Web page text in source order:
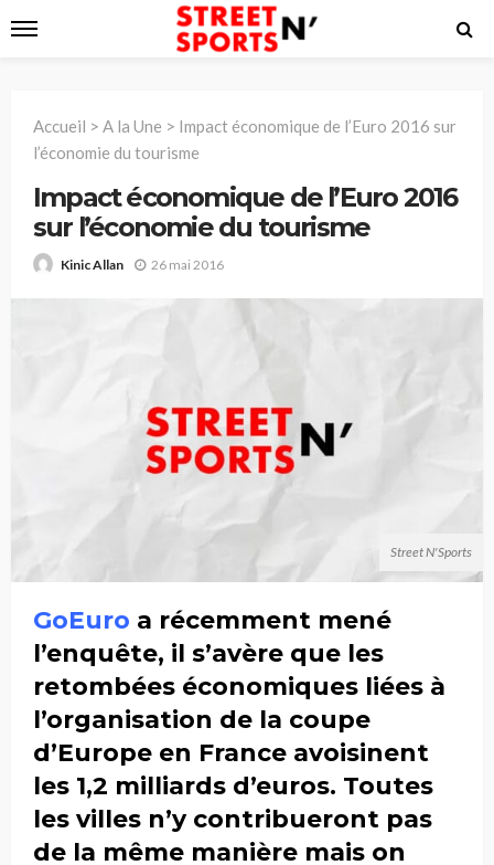
Accueil > A la Une > Impact économique de l’Euro 2016 sur
l’économie du tourisme
Impact économique de l’Euro 2016
sur l’économie du tourisme
Kinic Allan 26 mai 2016
Street N'Sports
GoEuro a récemment mené
l’enquête, il s’avère que les
retombées économiques liées à
l’organisation de la coupe
d’Europe en France avoisinent
les 1,2 milliards d’euros. Toutes
les villes n’y contribueront pas
de la même manière mais on